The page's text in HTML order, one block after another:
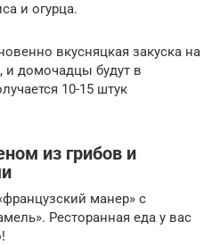
и огурца.
вкусняцкая закуска на
и домочадцы будут в
10-15 штук
из грибов и
манер» с
Ресторанная еда у вас